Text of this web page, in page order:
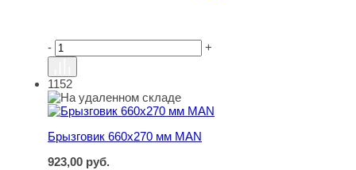
- +
Брызговик 660х270 мм MAN
1152
Брызговик 660х270 мм MAN
923,00 руб.